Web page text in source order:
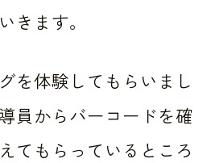
きます。
を体験してもらいまし
員からバーコードを確
てもらっているところ